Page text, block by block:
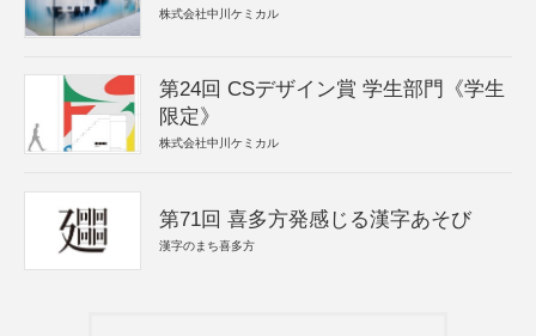
株式会社中川ケミカル
第24回 CSデザイン賞 学生部門《学生
限定》
株式会社中川ケミカル
第71回 喜多方発感じる漢字あそび
漢字のまち喜多方